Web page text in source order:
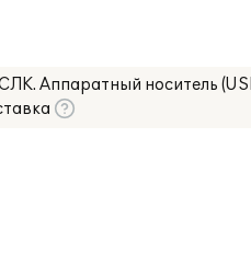
Аппаратный носитель